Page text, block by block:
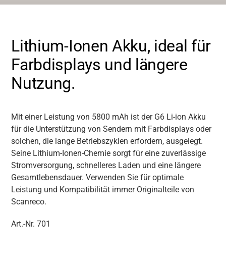
Lithium-Ionen Akku, ideal für
Farbdisplays und längere
Nutzung.
Mit einer Leistung von 5800 mAh ist der G6 Li-ion Akku
für die Unterstützung von Sendern mit Farbdisplays oder
solchen, die lange Betriebszyklen erfordern, ausgelegt.
Seine Lithium-Ionen-Chemie sorgt für eine zuverlässige
Stromversorgung, schnelleres Laden und eine längere
Gesamtlebensdauer. Verwenden Sie für optimale
Leistung und Kompatibilität immer Originalteile von
Scanreco.
Art.-Nr. 701